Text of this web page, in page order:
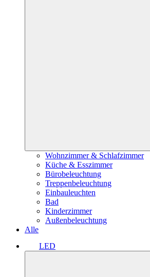
Wohnzimmer & Schlafzimmer
Küche & Esszimmer
Bürobeleuchtung
Treppenbeleuchtung
Einbauleuchten
Bad
Kinderzimmer
Außenbeleuchtung
Alle
LED